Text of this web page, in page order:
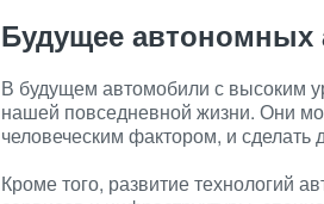
Будущее автономных
В будущем автомобили с высоким
нашей повседневной жизни. Они
человеческим фактором, и
Кроме того, развитие технологий